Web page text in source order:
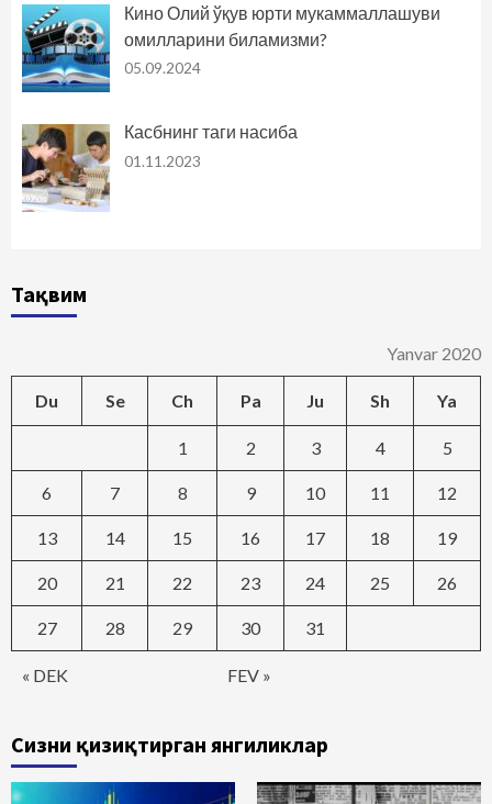
Кино Олий ўқув юрти мукаммаллашуви
омилларини биламизми?
05.09.2024
Касбнинг таги насиба
01.11.2023
Тақвим
Yanvar 2020
Du Se Ch Pa Ju Sh Ya
« DEK FEV »
1 2 3 4 5
6 7 8 9 10 11 12
13 14 15 16 17 18 19
20 21 22 23 24 25 26
27 28 29 30 31
Сизни қизиқтирган янгиликлар